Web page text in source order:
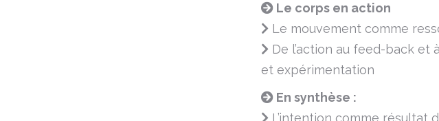
Le corps en action
Le mouvement comme
De l’action au feed-back et
et expérimentation
En synthèse :
L’intention comme résultat